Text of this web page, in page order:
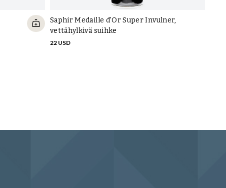
Saphir Medaille d'Or Super Invulner,
vettähylkivä suihke
22 USD